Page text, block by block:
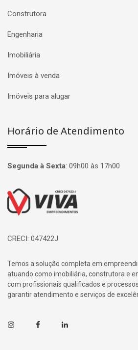
Construtora
Engenharia
Imobiliária
Imóveis à venda
Imóveis para alugar
Horário de Atendimento
Segunda à Sexta: 09h00 às 17h00
Página inicial
CRECI: 047422J
Temos a solução completa em
atuando como imobiliária, construtora e
com profissionais qualificados e
garantir atendimento e serviços de
InstagramFacebookLinkedin